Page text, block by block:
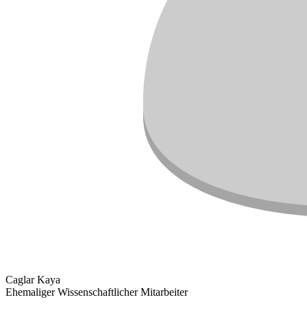
Caglar Kaya
Ehemaliger Wissenschaftlicher Mitarbeiter